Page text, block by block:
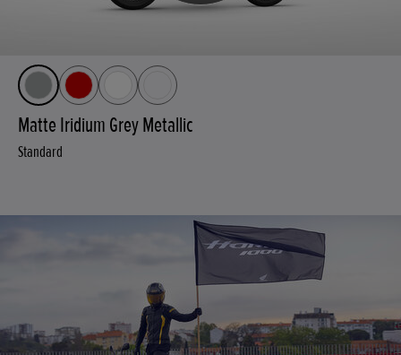
Matte Iridium Grey Metallic
Standard